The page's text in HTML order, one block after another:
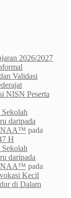
2026/2027
Validasi
NISN Peserta
daripada
pada
H
daripada
pada
Kecil
di Dalam